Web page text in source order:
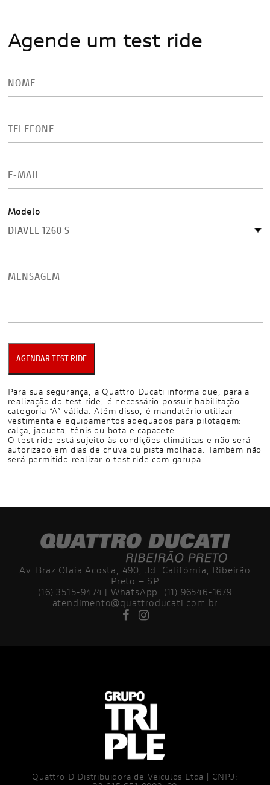
Agende um test ride
Modelo
Para sua segurança, a Quattro Ducati informa que, para a
realização do test ride, é necessário possuir habilitação
categoria “A” válida. Além disso, é mandatório utilizar
vestimenta e equipamentos adequados para pilotagem:
calça, jaqueta, tênis ou bota e capacete.
O test ride está sujeito às condições climáticas e não será
autorizado em dias de chuva ou pista molhada. Também não
será permitido realizar o test ride com garupa.
Av. Braz Olaia Acosta, 490, Jd. Califórnia, Ribeirão
Preto – SP
(16) 3515-9474 | WhatsApp: (11) 96546-1679
atendimento@quattroducati.com.br
Quattro D Distribuidora de Veiculos Ltda | CNPJ: